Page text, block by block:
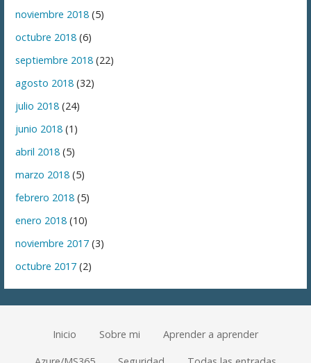
noviembre 2018 (5)
octubre 2018 (6)
septiembre 2018 (22)
agosto 2018 (32)
julio 2018 (24)
junio 2018 (1)
abril 2018 (5)
marzo 2018 (5)
febrero 2018 (5)
enero 2018 (10)
noviembre 2017 (3)
octubre 2017 (2)
Inicio Sobre mi Aprender a aprender